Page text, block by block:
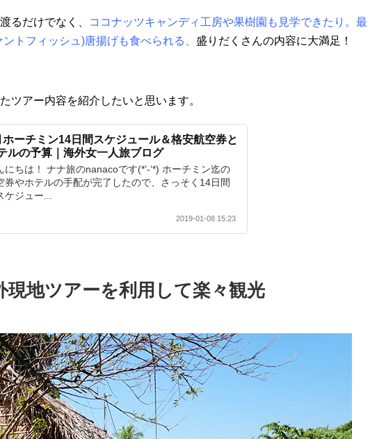
るだけでなく、
ココナッツキャンディ工房や果樹園も見学できたり。最
トフィッシュ)唐揚げも食べられる、 盛りだくさんの内容に大満足！
ツアー内容を紹介したいと思います。
ホーチミン14日間スケジュール＆格安航空券と
ルの予算｜海外女一人旅ブログ
にちは！ ナナ旅のnanacoです(*’-‘*) ホーチミン迄の
券やホテルの手配が完了したので、さっそく14日間
ケジュー...
2019-01-08 15:23
現地ツアーを利用して楽々観光